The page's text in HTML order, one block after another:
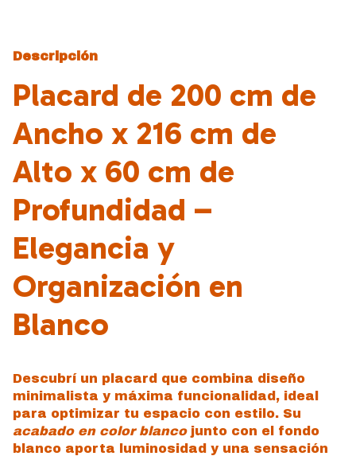
Descripción
Placard de 200 cm de
Ancho x 216 cm de
Alto x 60 cm de
Profundidad –
Elegancia y
Organización en
Blanco
Descubrí un placard que combina diseño
minimalista y máxima funcionalidad, ideal
para optimizar tu espacio con estilo. Su
acabado en color blancojunto con el fondo
blanco aporta luminosidad y una sensación